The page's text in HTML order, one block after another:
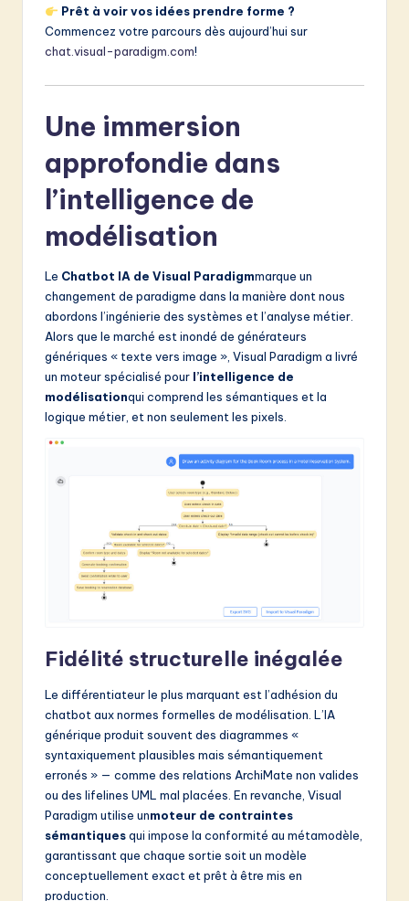
Prêt à voir vos idées prendre forme ?
Commencez votre parcours dès aujourd’hui sur
chat.visual-paradigm.com!
Une immersion
approfondie dans
l’intelligence de
modélisation
Le Chatbot IA de Visual Paradigmmarque un
changement de paradigme dans la manière dont nous
abordons l’ingénierie des systèmes et l’analyse métier.
Alors que le marché est inondé de générateurs
génériques « texte vers image », Visual Paradigm a livré
un moteur spécialisé pour l’intelligence de
modélisationqui comprend les sémantiques et la
logique métier, et non seulement les pixels.
Fidélité structurelle inégalée
Le différentiateur le plus marquant est l’adhésion du
chatbot aux normes formelles de modélisation. L’IA
générique produit souvent des diagrammes «
syntaxiquement plausibles mais sémantiquement
erronés » — comme des relations ArchiMate non valides
ou des lifelines UML mal placées. En revanche, Visual
Paradigm utilise unmoteur de contraintes
sémantiquesqui impose la conformité au métamodèle,
garantissant que chaque sortie soit un modèle
conceptuellement exact et prêt à être mis en
production.